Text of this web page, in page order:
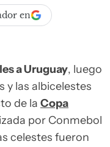
en
a Uruguay, luego
y las albicelestes
de la Copa
por Conmebol
celestes fueron